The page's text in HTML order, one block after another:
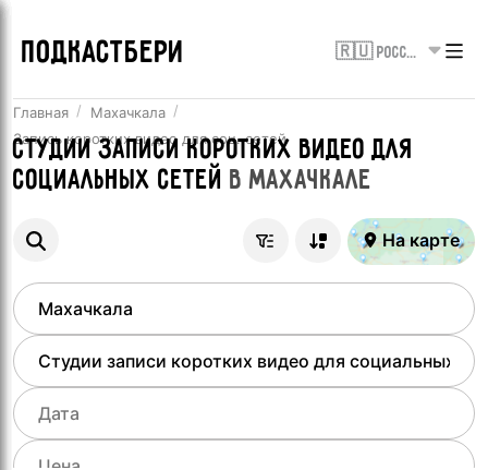
ПОДКАСТБЕРИ 🇷🇺 Россия
Главная
Махачкала
Запись коротких видео для соц. сетей
Студии записи коротких видео для
социальных сетей вМахачкале
На карте